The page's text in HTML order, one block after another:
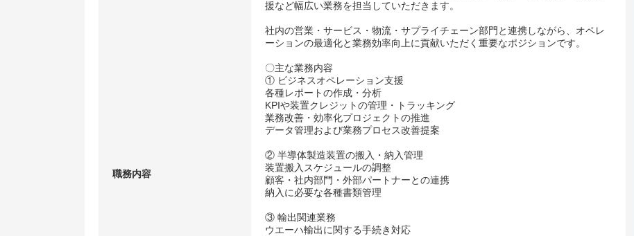
職務内容
援など幅広い業務を担当していただきます。
社内の営業・サービス・物流・サプライチェーン部門と連携しながら、オペレ
ーションの最適化と業務効率向上に貢献いただく重要なポジションです。
〇主な業務内容
① ビジネスオペレーション支援
各種レポートの作成・分析
KPIや装置クレジットの管理・トラッキング
業務改善・効率化プロジェクトの推進
データ管理および業務プロセス改善提案
② 半導体製造装置の搬入・納入管理
装置搬入スケジュールの調整
顧客・社内部門・外部パートナーとの連携
納入に必要な各種書類管理
③ 輸出関連業務
ウエーハ輸出に関する手続き対応